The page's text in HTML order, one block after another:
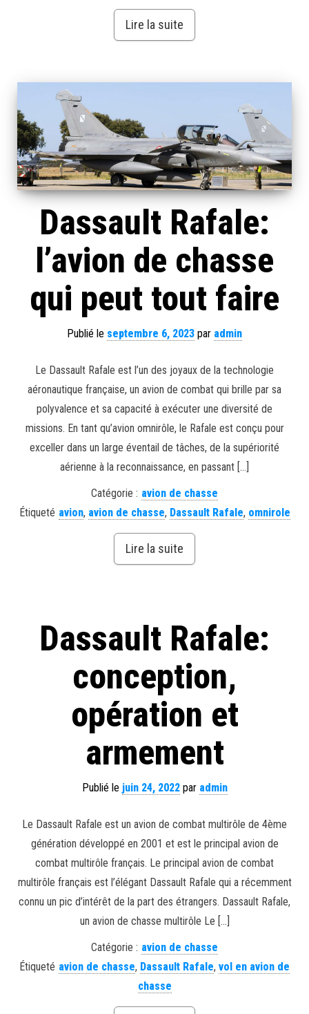
Lire la suite
Dassault Rafale:
l’avion de chasse
qui peut tout faire
Publié le septembre 6, 2023 par admin
Le Dassault Rafale est l’un des joyaux de la technologie
aéronautique française, un avion de combat qui brille par sa
polyvalence et sa capacité à exécuter une diversité de
missions. En tant qu’avion omnirôle, le Rafale est conçu pour
exceller dans un large éventail de tâches, de la supériorité
aérienne à la reconnaissance, en passant […]
Catégorie : avion de chasse
Étiqueté avion, avion de chasse, Dassault Rafale, omnirole
Lire la suite
Dassault Rafale:
conception,
opération et
armement
Publié le juin 24, 2022par admin
Le Dassault Rafale est un avion de combat multirôle de 4ème
génération développé en 2001 et est le principal avion de
combat multirôle français. Le principal avion de combat
multirôle français est l’élégant Dassault Rafale qui a récemment
connu un pic d’intérêt de la part des étrangers. Dassault Rafale,
un avion de chasse multirôle Le […]
Catégorie : avion de chasse
Étiqueté avion de chasse, Dassault Rafale, vol en avion de
chasse